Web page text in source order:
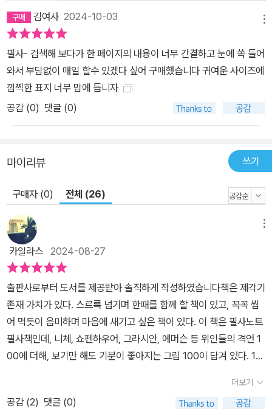
가가 보낸 25번 사진을 잃어버린다. 사진작가는 마지막 표지를 장식
할 사진을 ‘삶의 정수(Quintessence of life)’라고 말한다. 월터는
그 사진을 찾으라는 상사의 명령에 생계가 달린 모험을 한다. 삶에서
가장 중요한 핵심, 정수는 무엇일까? 사람마다 그 핵심은 다르다. 하
지만 책에서 핵심은 우리가 아무리 긴 글, 많은 분량의 책을 읽어도 결
국 남는 건 단 한 줄의 문장이지 않는가. 어떤 위대한 사람의 말을 한
시간 동안 들어도 기억에 남는 것은 단 한 마디일 뿐이다. 이 책은 그
와 역경을 헤치고 주체적이고 위대한 삶을 살았던 이들의 100가지
쓰면서 마음에 새기고 각자에게 맞는 하루를 주체적으로 살아가면 된
다. 그렇게 100일을 하다 보면 인생이 바뀌는 기적이 일어날 것이다.
내가 주체가 되면 다른 것에 휘둘리거나 흔들리지 않는다. 단단해진
마음으로 살아간다. 짜증스런 하루도 감사하게 되고, 불편한 관계도
감정을 초월하며 편안해진다. 이 책에는 1초면 1쪽을 다 읽지만 1생을
나에게 집중하는 시간을 가져보자. 100개의 위대한 말과 함께 내 안
의 깊은 내면을 발견하는 여정이 될 것이다. 그렇게 나의 생각이 현실
이 된다. 삶의 정수를 발견한다.
김여사 2024-10-03
필사- 검색해 보다가 한 페이지의 내용이 너무 간결하고 눈에 쏙 들어
와서 부담없이 매일 할수 있겠다 싶어 구매했습니다 귀여운 사이즈에
깜찍한 표지 너무 맘에 듭니자
공감 (0) 댓글 (0)
마이리뷰 쓰기
구매자 (0) 전체 (26)
카일라스 2024-08-27
출판사로부터 도서를 제공받아 솔직하게 작성하였습니다책은 제각기
존재 가치가 있다. ​​스르륵 넘기며 한때를 함께 할 책이 있고, 꼭꼭 씹
어 먹듯이 음미하며 마음에 새기고 싶은 책이 있다. ​​이 책은 필사노트
필사책인데, 니체, 쇼펜하우어, 그라시안, 에머슨 등 위인들의 격언 1
00에 더해, 보기만 해도 기분이 좋아지는 그림 100이 담겨 있다. ​​10
도록 이끌어주는 책이다.​​필사는 그저 손으로 문장을 따라 쓰는 행위
가 아니라, 철학적 사유를 손끝으로 체화하며 나의 삶에 적용하는 과
더보기
공감 (2) 댓글 (0)